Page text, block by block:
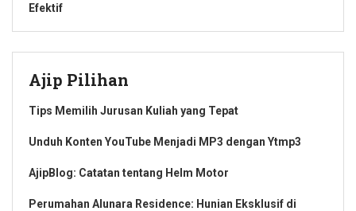
Efektif
Ajip Pilihan
Tips Memilih Jurusan Kuliah yang Tepat
Unduh Konten YouTube Menjadi MP3 dengan Ytmp3
AjipBlog: Catatan tentang Helm Motor
Perumahan Alunara Residence: Hunian Eksklusif di